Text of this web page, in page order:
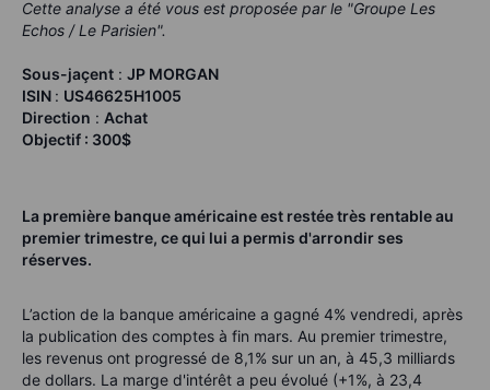
Cette analyse a été vous est proposée par le "Groupe Les
Echos / Le Parisien".
Sous-jaçent : JP MORGAN
ISIN : US46625H1005
Direction : Achat
Objectif : 300$
La première banque américaine est restée très rentable au
premier trimestre, ce qui lui a permis d'arrondir ses
réserves.
L’action de la banque américaine a gagné 4% vendredi, après
la publication des comptes à fin mars. Au premier trimestre,
les revenus ont progressé de 8,1% sur un an, à 45,3 milliards
de dollars. La marge d'intérêt a peu évolué (+1%, à 23,4